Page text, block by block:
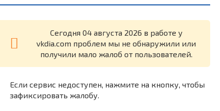
Cегодня 04 августа 2026 в работе у
vkdia.com проблем мы не обнаружили или
получили мало жалоб от пользователей.
Если сервис недоступен, нажмите на кнопку, чтобы
зафиксировать жалобу.